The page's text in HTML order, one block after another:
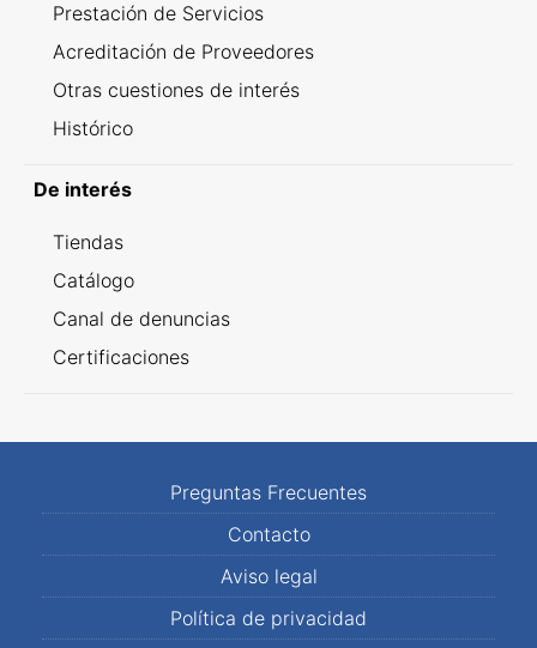
Prestación de Servicios
Acreditación de Proveedores
Otras cuestiones de interés
Histórico
De interés
Tiendas
Catálogo
Canal de denuncias
Certificaciones
Preguntas Frecuentes
Contacto
Aviso legal
Política de privacidad